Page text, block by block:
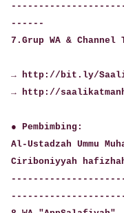
------
7.Grup WA &
→ http://bit.ly/
→ http://
● Pembimbing:
Al-Ustadzah Ummu
Ciriboniyyah